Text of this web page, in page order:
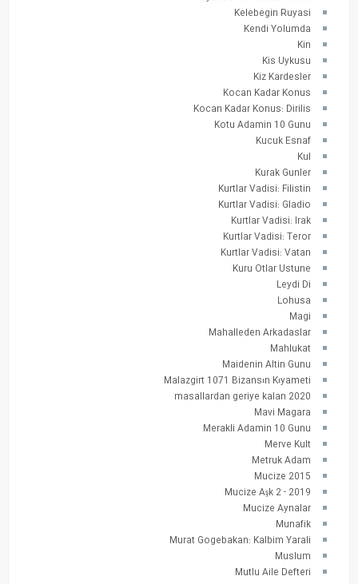
Kelebegin Ruyasi
Kendi Yolumda
Kin
Kis Uykusu
Kiz Kardesler
Kocan Kadar Konus
Kocan Kadar Konus: Dirilis
Kotu Adamin 10 Gunu
Kucuk Esnaf
Kul
Kurak Gunler
Kurtlar Vadisi: Filistin
Kurtlar Vadisi: Gladio
Kurtlar Vadisi: Irak
Kurtlar Vadisi: Teror
Kurtlar Vadisi: Vatan
Kuru Otlar Ustune
Leydi Di
Lohusa
Magi
Mahalleden Arkadaslar
Mahlukat
Maidenin Altin Gunu
Malazgirt 1071 Bizansın Kıyameti
masallardan geriye kalan 2020
Mavi Magara
Merakli Adamin 10 Gunu
Merve Kult
Metruk Adam
Mucize 2015
Mucize Aşk 2 - 2019
Mucize Aynalar
Munafik
Murat Gogebakan: Kalbim Yarali
Muslum
Mutlu Aile Defteri